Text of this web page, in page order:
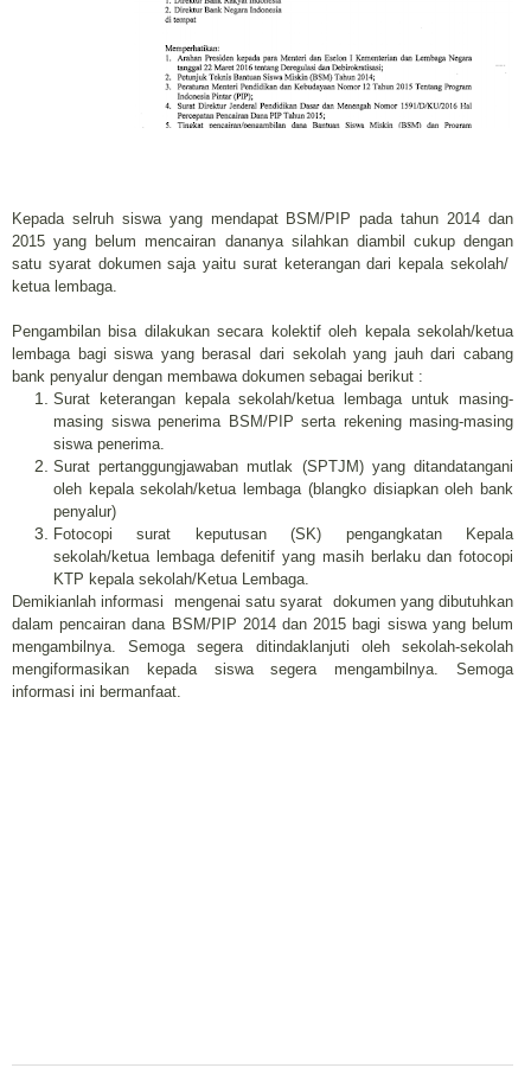
Kepada selruh siswa yang mendapat BSM/PIP pada tahun 2014 dan
2015 yang belum mencairan dananya silahkan diambil cukup dengan
satu syarat dokumen saja yaitu surat keterangan dari kepala sekolah/
ketua lembaga.
Pengambilan bisa dilakukan secara kolektif oleh kepala sekolah/ketua
lembaga bagi siswa yang berasal dari sekolah yang jauh dari cabang
bank penyalur dengan membawa dokumen sebagai berikut :
Surat keterangan kepala sekolah/ketua lembaga untuk masing-
masing siswa penerima BSM/PIP serta rekening masing-masing
siswa penerima.
Surat pertanggungjawaban mutlak (SPTJM) yang ditandatangani
oleh kepala sekolah/ketua lembaga (blangko disiapkan oleh bank
penyalur)
Fotocopi surat keputusan (SK) pengangkatan Kepala
sekolah/ketua lembaga defenitif yang masih berlaku dan fotocopi
KTP kepala sekolah/Ketua Lembaga.
Demikianlah informasi mengenai satu syarat dokumen yang dibutuhkan
dalam pencairan dana BSM/PIP 2014 dan 2015 bagi siswa yang belum
mengambilnya. Semoga segera ditindaklanjuti oleh sekolah-sekolah
mengiformasikan kepada siswa segera mengambilnya. Semoga
informasi ini bermanfaat.